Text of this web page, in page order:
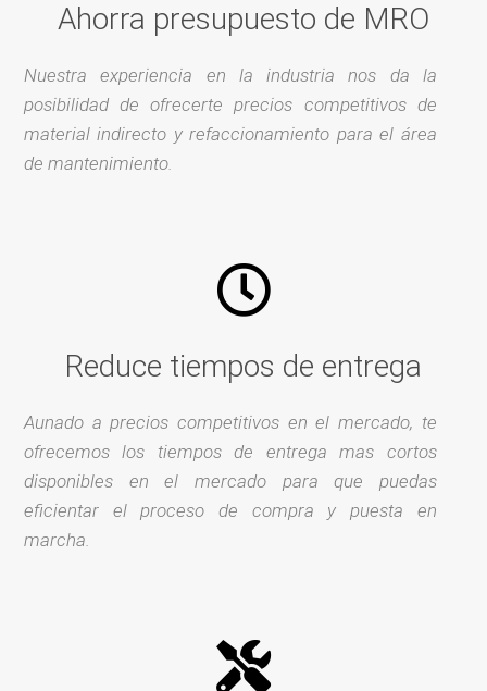
Ahorra presupuesto de MRO
Nuestra experiencia en la industria nos da la
posibilidad de ofrecerte precios competitivos de
material indirecto y refaccionamiento para el área
de mantenimiento.
Reduce tiempos de entrega
Aunado a precios competitivos en el mercado, te
ofrecemos los tiempos de entrega mas cortos
disponibles en el mercado para que puedas
eficientar el proceso de compra y puesta en
marcha.